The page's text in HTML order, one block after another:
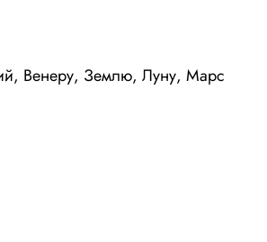
Венеру, Землю, Луну, Марс